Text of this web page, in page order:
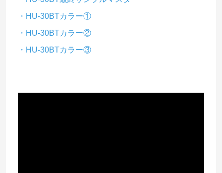
・HU-30BTカラー①
・HU-30BTカラー②
・HU-30BTカラー③